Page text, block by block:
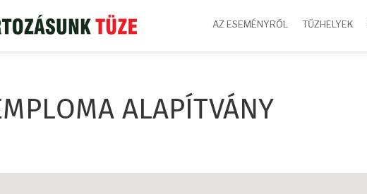
AZ ESEMÉNYRŐL TŰZHELYEK
ALAPÍTVÁNY